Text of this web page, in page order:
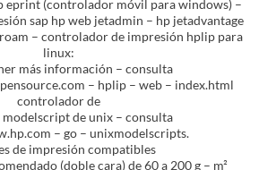
eprint (controlador móvil para windows) –
sap hp web jetadmin – hp jetadvantage
– controlador de impresión hplip para
linux:
más información – consulta
– hplip – web – index.html
controlador de
de unix – consulta
– go – unixmodelscripts.
de impresión compatibles
(doble cara) de 60 a 200 g – m²